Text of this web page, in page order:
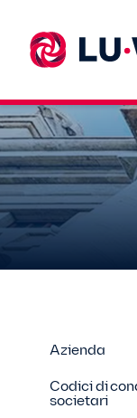
Azienda
Codici di
societari